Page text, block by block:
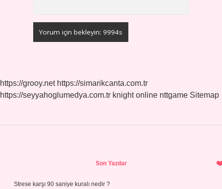
https://grooy.net https://simarikcanta.com.tr
https://seyyahoglumedya.com.tr knight online nttgame Sitemap
Son Yazılar
Strese karşı 90 saniye kuralı nedir ?